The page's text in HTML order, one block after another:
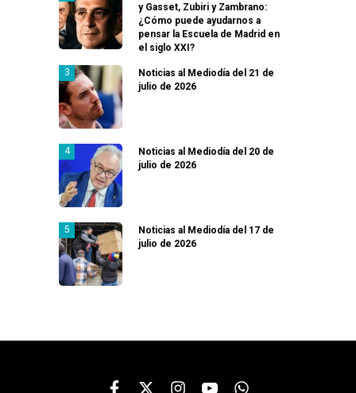
y Gasset, Zubiri y Zambrano:
¿Cómo puede ayudarnos a
pensar la Escuela de Madrid en
el siglo XXI?
Noticias al Mediodía del 21 de
julio de 2026
Noticias al Mediodía del 20 de
julio de 2026
Noticias al Mediodía del 17 de
julio de 2026